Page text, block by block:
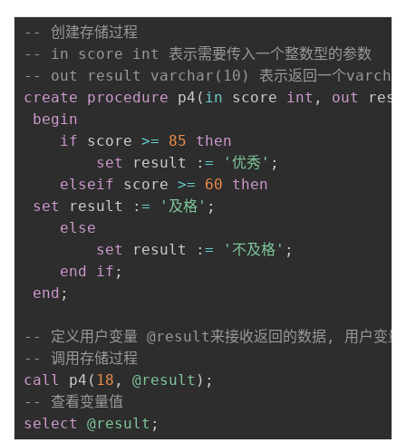
-- 创建存储过程
-- in score int 表示需要传入一个整数型的参数
-- out result varchar(10) 表示返回一个
create
procedure p4 ( in score int , out
begin
if score >= 85
then
set
result : = '优秀' ;
elseif score >= 60
then
set
result : = '及格' ;
else
set
result : = '不及格' ;
end
if ;
end ;
-- 定义用户变量 @result来接收返回的数据, 用户变量
-- 调用存储过程
call
p4 ( 18 , @result ) ;
-- 查看变量值
select
@result ;